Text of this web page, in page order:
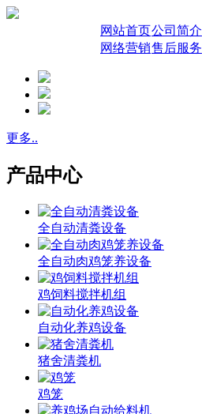
网站首页公司简介
网络营销售后服务
更多..
产品中心
全自动清粪设备
全自动肉鸡笼养设备
鸡饲料搅拌机组
自动化养鸡设备
猪舍清粪机
鸡笼